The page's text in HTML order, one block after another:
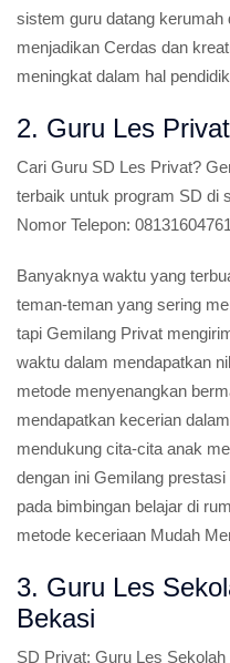
dasarnya, Belajar bersama
memulai dasar hingga mahir
memudahkan penjawaban
sistem guru datang kerumah
menjadikan Cerdas dan
meningkat dalam hal
2. Guru Les
Cari Guru SD Les Privat?
terbaik untuk program SD di
Nomor Telepon:
Banyaknya waktu yang
teman-teman yang sering
tapi Gemilang Privat
waktu dalam mendapatkan
metode menyenangkan
mendapatkan kecerian
dengan ini Gemilang
pada bimbingan belajar di
metode keceriaan Mudah